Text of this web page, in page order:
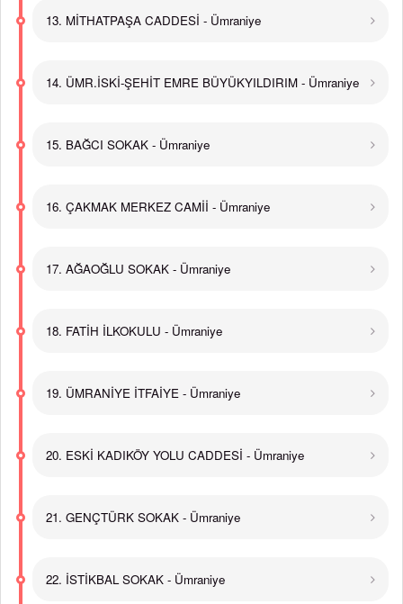
13. MİTHATPAŞA CADDESİ - Ümraniye
14. ÜMR.İSKİ-ŞEHİT EMRE BÜYÜKYILDIRIM - Ümraniye
15. BAĞCI SOKAK - Ümraniye
16. ÇAKMAK MERKEZ CAMİİ - Ümraniye
17. AĞAOĞLU SOKAK - Ümraniye
18. FATİH İLKOKULU - Ümraniye
19. ÜMRANİYE İTFAİYE - Ümraniye
20. ESKİ KADIKÖY YOLU CADDESİ - Ümraniye
21. GENÇTÜRK SOKAK - Ümraniye
22. İSTİKBAL SOKAK - Ümraniye